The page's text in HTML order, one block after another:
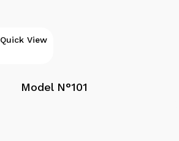
Quick View
Model N°101